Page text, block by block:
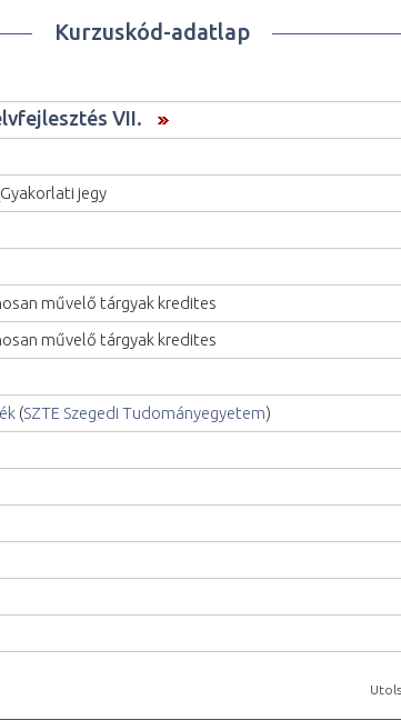
Kurzuskód-adatlap
VII.
jegy
művelő tárgyak kredites
művelő tárgyak kredites
(SZTE Szegedi Tudományegyetem)